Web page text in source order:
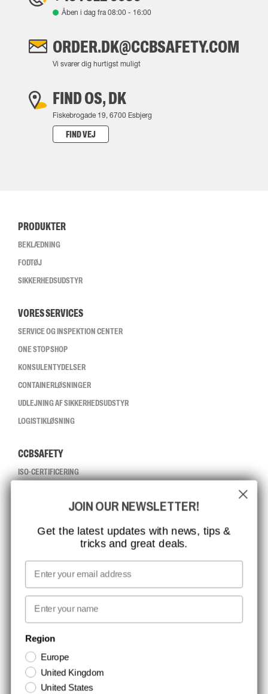
Åben i dag fra08:00 - 16:00
ORDER.DK@CCBSAFETY.COM
Vi svarer dig hurtigst muligt
FIND OS, DK
Fiskebrogade 19, 6700 Esbjerg
FIND VEJ
PRODUKTER
BEKLÆDNING
FODTØJ
SIKKERHEDSUDSTYR
VORES SERVICES
SERVICE OG INSPEKTION CENTER
ONE STOP SHOP
KONSULENTYDELSER
CONTAINERLØSNINGER
UDLEJNING AF SIKKERHEDSUDSTYR
LOGISTIKLØSNING
CCBSAFETY
ISO-CERTIFICERING
MISSION, VISION OG VÆRDIER
KONTAKT
JOB HOS CCBSAFETY
MEDIA
VI TAGER ANSVAR
NYHEDSBREV TILMELDING
Hold dig opdateret med gode tilbud og produktnyheder. Din e-mail
opbevares sikkert og du kan til enhver tid
JOIN OUR NEWSLETTER!
Get the latest updates with news, tips &
tricks and great deals.
Email
First name
Region
Europe
United Kingdom
United States